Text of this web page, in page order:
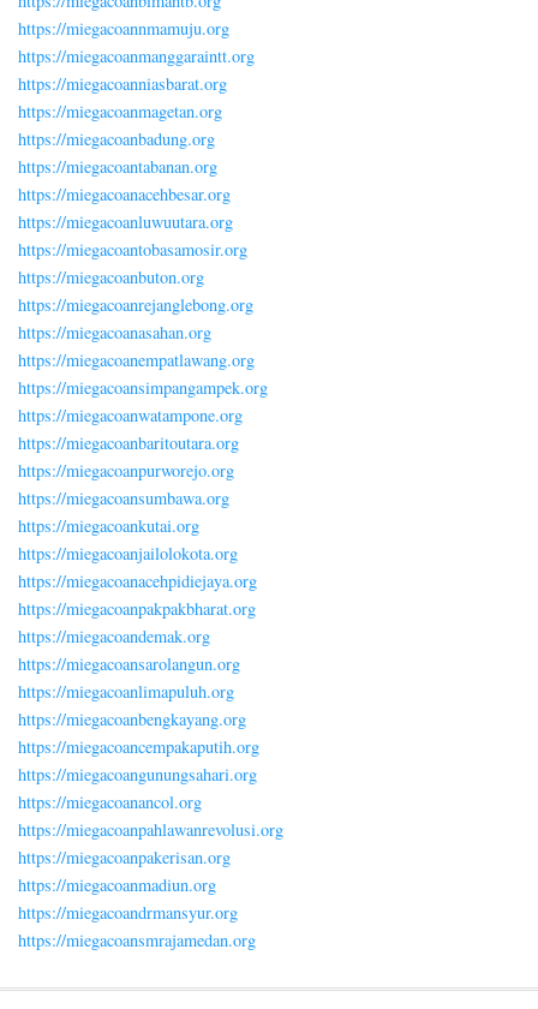
https://miegacoannmamuju.org
https://miegacoanmanggaraintt.org
https://miegacoanniasbarat.org
https://miegacoanmagetan.org
https://miegacoanbadung.org
https://miegacoantabanan.org
https://miegacoanacehbesar.org
https://miegacoanluwuutara.org
https://miegacoantobasamosir.org
https://miegacoanbuton.org
https://miegacoanrejanglebong.org
https://miegacoanasahan.org
https://miegacoanempatlawang.org
https://miegacoansimpangampek.org
https://miegacoanwatampone.org
https://miegacoanbaritoutara.org
https://miegacoanpurworejo.org
https://miegacoansumbawa.org
https://miegacoankutai.org
https://miegacoanjailolokota.org
https://miegacoanacehpidiejaya.org
https://miegacoanpakpakbharat.org
https://miegacoandemak.org
https://miegacoansarolangun.org
https://miegacoanlimapuluh.org
https://miegacoanbengkayang.org
https://miegacoancempakaputih.org
https://miegacoangunungsahari.org
https://miegacoanancol.org
https://miegacoanpahlawanrevolusi.org
https://miegacoanpakerisan.org
https://miegacoanmadiun.org
https://miegacoandrmansyur.org
https://miegacoansmrajamedan.org